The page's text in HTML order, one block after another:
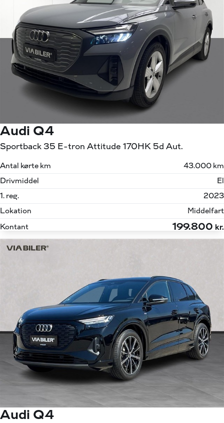
Audi Q4
Sportback 35 E-tron Attitude 170HK 5d Aut.
Antal kørte km
43.000 km
Drivmiddel
El
1. reg.
2023
Lokation
Middelfart
Kontant
199.800 kr.
Audi Q4